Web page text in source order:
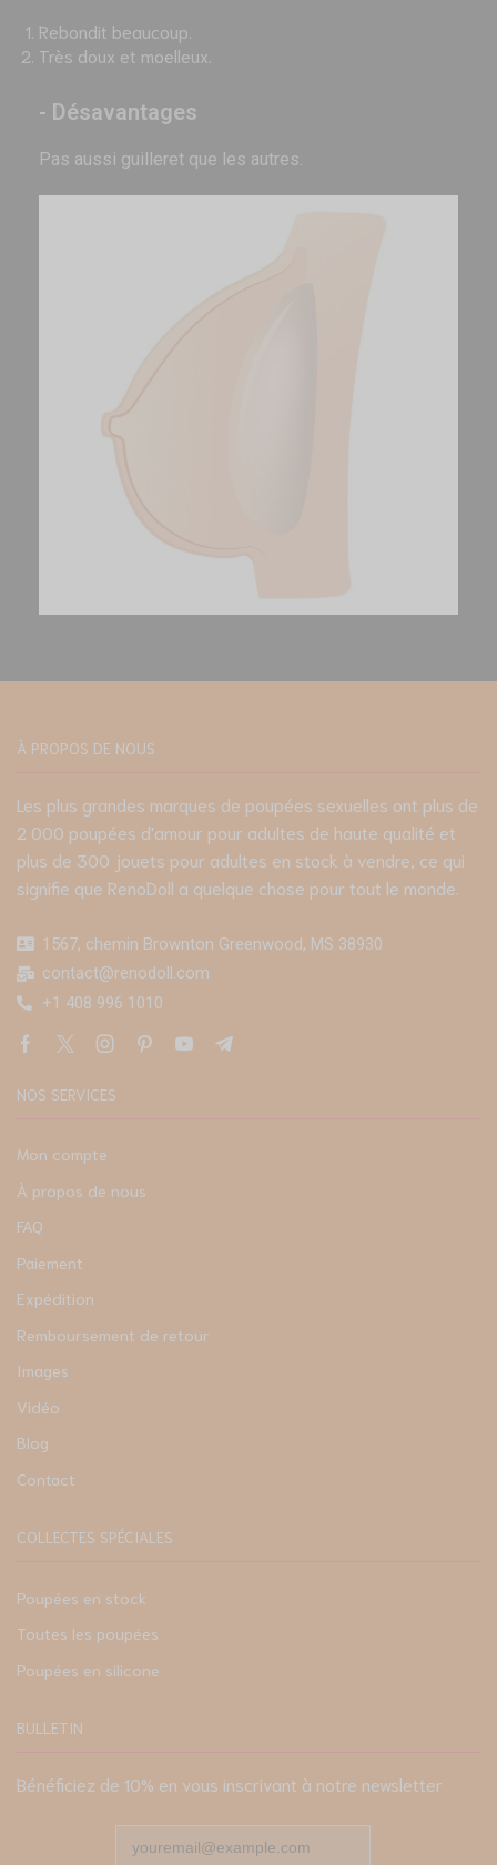
Rebondit beaucoup.
Très doux et moelleux.
- Désavantages
Pas aussi guilleret que les autres.
À PROPOS DE NOUS
Les plus grandes marques de poupées sexuelles ont plus de
2 000 poupées d'amour pour adultes de haute qualité et
plus de 300 jouets pour adultes en stock à vendre, ce qui
signifie que RenoDoll a quelque chose pour tout le monde.
1567, chemin Brownton Greenwood, MS 38930
contact@renodoll.com
+1 408 996 1010
NOS SERVICES
Mon compte
À propos de nous
FAQ
Paiement
Expédition
Remboursement de retour
Images
Vidéo
Blog
Contact
COLLECTES SPÉCIALES
Poupées en stock
Toutes les poupées
Poupées en silicone
BULLETIN
Bénéficiez de 10% en vous inscrivant à notre newsletter